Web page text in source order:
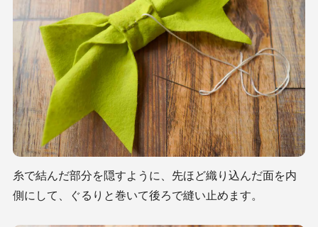
糸で結んだ部分を隠すように、先ほど織り込んだ面を内
側にして、ぐるりと巻いて後ろで縫い止めます。